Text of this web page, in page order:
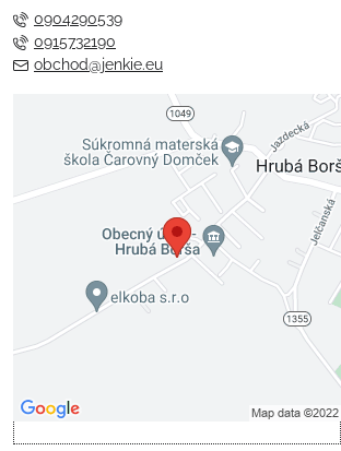
0904290539
0915732190
obchod@jenkie.eu
Externý obsah je blokovaný
Voľbami súkromia
Prajete si načítať externý obsah?
Povoliť tentokrát
Povoliť a zapamätať - súhlas s